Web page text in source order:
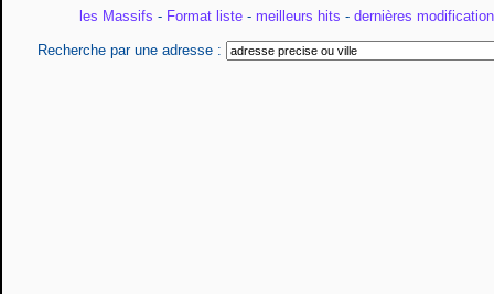
les Massifs - Format liste- meilleurs hits - dernières
Recherche par une adresse :